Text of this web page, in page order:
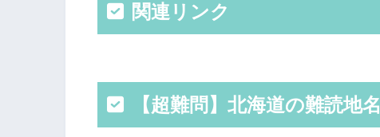
関連リンク
【超難問】北海道の難読地